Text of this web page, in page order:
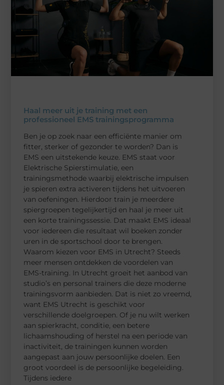
Haal meer uit je training met een
professioneel EMS trainingsprogramma
Ben je op zoek naar een efficiënte manier om
fitter, sterker of gezonder te worden? Dan is
EMS een uitstekende keuze. EMS staat voor
Elektrische Spierstimulatie, een
trainingsmethode waarbij elektrische impulsen
je spieren extra activeren tijdens het uitvoeren
van oefeningen. Hierdoor train je meerdere
spiergroepen tegelijkertijd en haal je meer uit
een korte trainingssessie. Dat maakt EMS ideaal
voor iedereen die resultaat wil boeken zonder
uren in de sportschool door te brengen.
Waarom kiezen voor EMS in Utrecht? Steeds
meer mensen ontdekken de voordelen van
EMS-training. In Utrecht groeit het aanbod van
studio’s en personal trainers die deze moderne
trainingsvorm aanbieden. Dat is niet zo vreemd,
want EMS Utrecht is geschikt voor
verschillende doelgroepen. Of je nu wilt werken
aan spierkracht, conditie, een betere
lichaamshouding of herstel na een periode van
inactiviteit, de trainingen kunnen worden
aangepast aan jouw persoonlijke doelen. Een
groot voordeel is de persoonlijke begeleiding.
Tijdens iedere